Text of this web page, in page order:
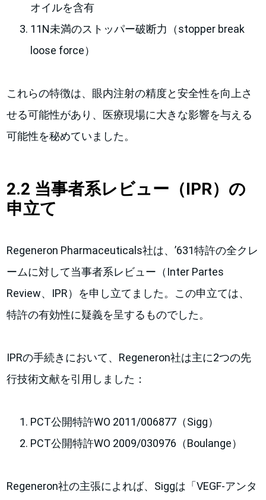
オイルを含有
11N未満のストッパー破断力（stopper break
loose force）
これらの特徴は、眼内注射の精度と安全性を向上さ
せる可能性があり、医療現場に大きな影響を与える
可能性を秘めていました。
2.2 当事者系レビュー（IPR）の
申立て
Regeneron Pharmaceuticals社は、’631特許の全クレ
ームに対して当事者系レビュー（Inter Partes
Review、IPR）を申し立てました。この申立ては、
特許の有効性に疑義を呈するものでした。
IPRの手続きにおいて、Regeneron社は主に2つの先
行技術文献を引用しました：
PCT公開特許WO 2011/006877（Sigg）
PCT公開特許WO 2009/030976（Boulange）
Regeneron社の主張によれば、Siggは「VEGF-アンタ